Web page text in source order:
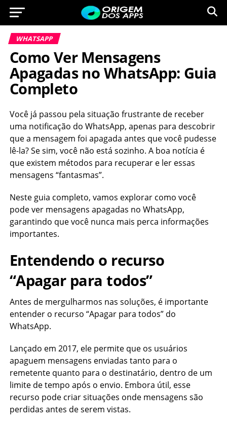
WHATSAPP
Como Ver Mensagens
Apagadas no WhatsApp: Guia
Completo
Você já passou pela situação frustrante de receber
uma notificação do WhatsApp, apenas para descobrir
que a mensagem foi apagada antes que você pudesse
lê-la? Se sim, você não está sozinho. A boa notícia é
que existem métodos para recuperar e ler essas
mensagens “fantasmas”.
Neste guia completo, vamos explorar como você
pode ver mensagens apagadas no WhatsApp,
garantindo que você nunca mais perca informações
importantes.
Entendendo o recurso
“Apagar para todos”
Antes de mergulharmos nas soluções, é importante
entender o recurso “Apagar para todos” do
WhatsApp.
Lançado em 2017, ele permite que os usuários
apaguem mensagens enviadas tanto para o
remetente quanto para o destinatário, dentro de um
limite de tempo após o envio. Embora útil, esse
recurso pode criar situações onde mensagens são
perdidas antes de serem vistas.